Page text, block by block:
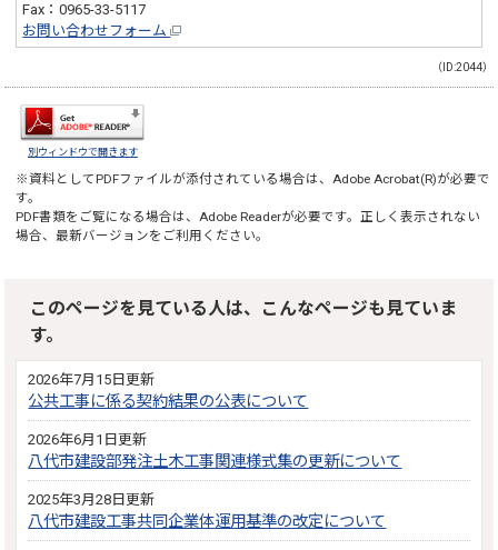
Fax：0965-33-5117
お問い合わせフォーム
（ID:2044）
別ウィンドウで開きます
※資料としてPDFファイルが添付されている場合は、Adobe Acrobat(R)が必要で
す。
PDF書類をご覧になる場合は、Adobe Readerが必要です。正しく表示されない
場合、最新バージョンをご利用ください。
このページを見ている人は、こんなページも見ていま
す。
2026年7月15日更新
公共工事に係る契約結果の公表について
2026年6月1日更新
八代市建設部発注土木工事関連様式集の更新について
2025年3月28日更新
八代市建設工事共同企業体運用基準の改定について